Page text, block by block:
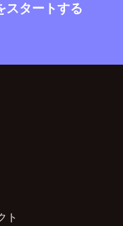
スタートする
ト